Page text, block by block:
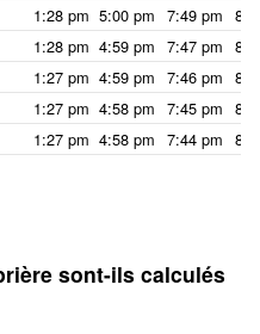
1:28 pm 5:00 pm 7:49 pm
1:28 pm 4:59 pm 7:47 pm
1:27 pm 4:59 pm 7:46 pm
1:27 pm 4:58 pm 7:45 pm
1:27 pm 4:58 pm 7:44 pm
sont-ils calculés